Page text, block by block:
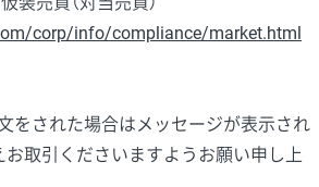
corp/info/compliance/market.html
をされた場合はメッセージが表示され
お取引くださいますようお願い申し上